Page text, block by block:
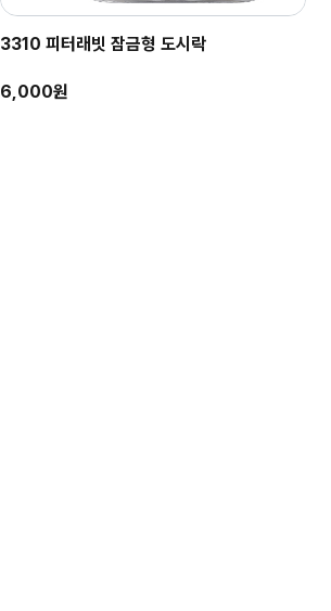
3310 피터래빗 잠금형 도시락
6,000원